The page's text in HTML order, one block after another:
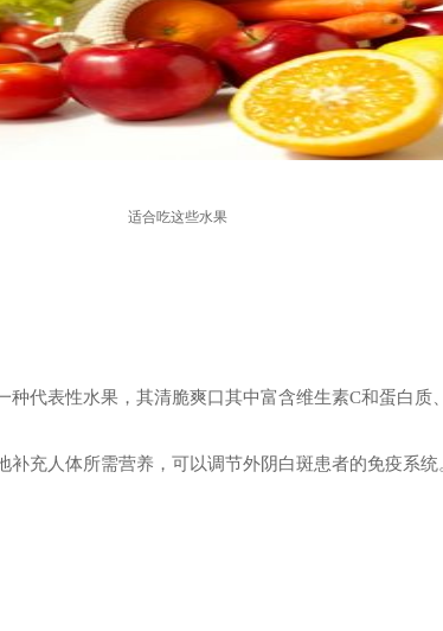
适合吃这些水果
种代表性水果，其清脆爽口其中富含维生素C和蛋白质
补充人体所需营养，可以调节外阴白斑患者的免疫系统